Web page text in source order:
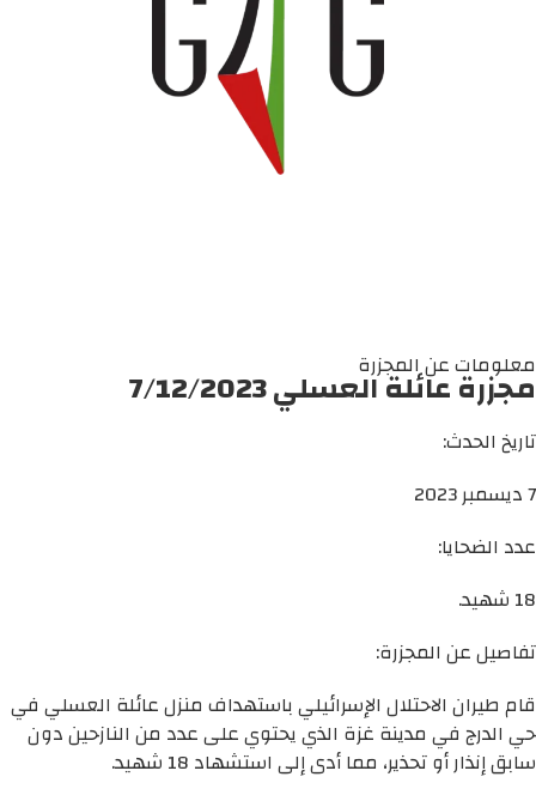
معلومات عن المجزرة
مجزرة عائلة العسلي 7/12/2023
تاريخ الحدث:
7 ديسمبر 2023
عدد الضحايا:
18 شهيد.
تفاصيل عن المجزرة:
قام طيران الاحتلال الإسرائيلي باستهداف منزل عائلة العسلي في
حي الدرج في مدينة غزة الذي يحتوي على عدد من النازحين دون
سابق إنذار أو تحذير، مما أدى إلى استشهاد 18 شهيد.